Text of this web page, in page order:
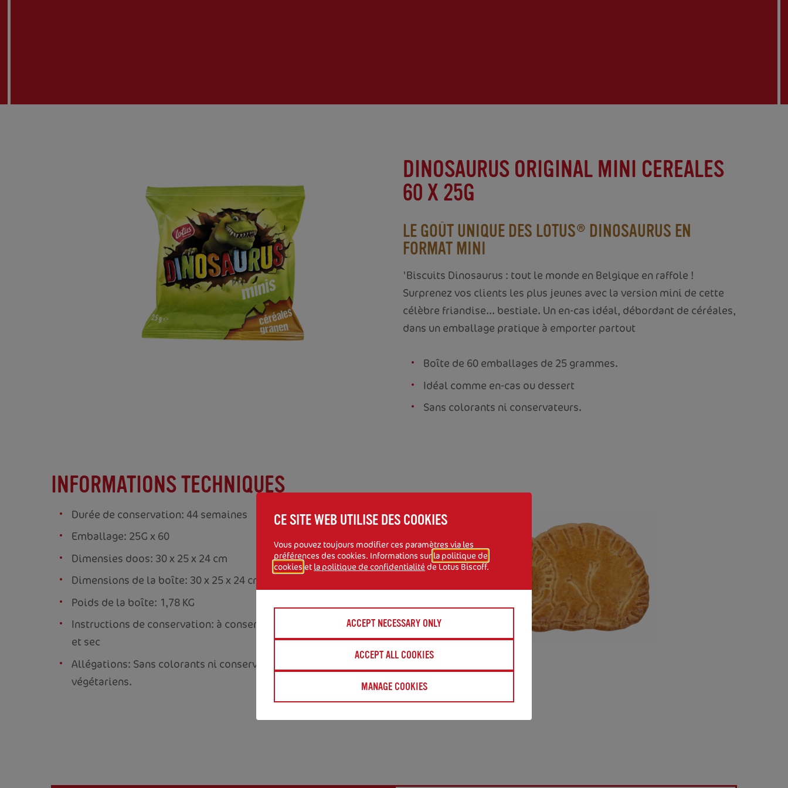
DINOSAURUS ORIGINAL MINI CEREALES
60 X 25G
LE GOÛT UNIQUE DES LOTUS® DINOSAURUS EN
FORMAT MINI
'Biscuits Dinosaurus : tout le monde en Belgique en raffole !
Surprenez vos clients les plus jeunes avec la version mini de cette
célèbre friandise... bestiale. Un en-cas idéal, débordant de céréales,
dans un emballage pratique à emporter partout
Boîte de 60 emballages de 25 grammes.
Idéal comme en-cas ou dessert
Sans colorants ni conservateurs.
INFORMATIONS TECHNIQUES
Durée de conservation: 44 semaines
Emballage: 25G x 60
Dimensies doos: 30 x 25 x 24 cm
Dimensions de la boîte: 30 x 25 x 24 cm
Poids de la boîte: 1,78 KG
Instructions de conservation: à conserver dans un endroit frais
et sec
Allégations: Sans colorants ni conservateurs. Convient aux
végétariens.
CE SITE WEB UTILISE DES COOKIES
Vous pouvez toujours modifier ces paramètres via les
préférences des cookies. Informations sur la politique de
cookies et la politique de confidentialité de Lotus Biscoff.
ACCEPT NECESSARY ONLY
ACCEPT ALL COOKIES
MANAGE COOKIES